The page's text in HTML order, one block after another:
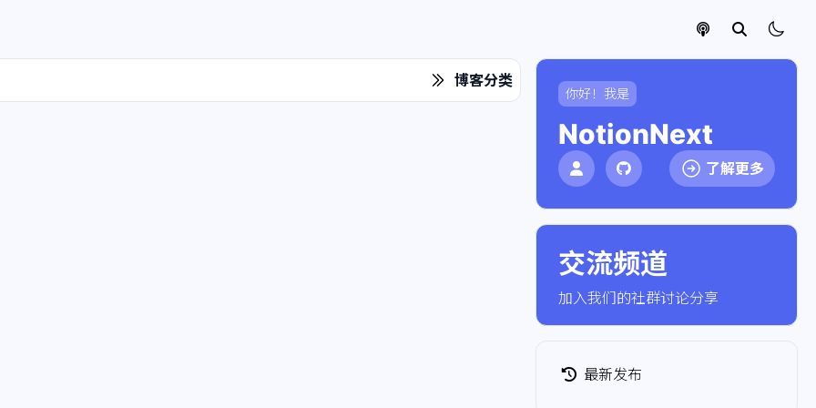
博客分类
你好！我是
NotionNext
了解更多
交流频道
加入我们的社群讨论分享
点击加入社群
最新发布